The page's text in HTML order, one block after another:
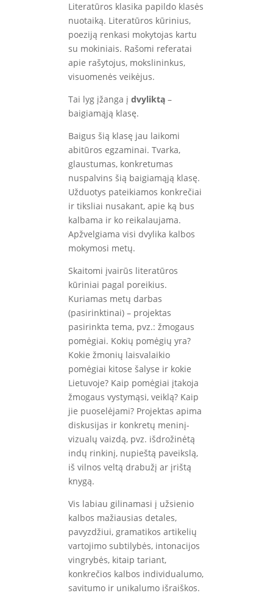
Literatūros klasika papildo klasės
nuotaiką. Literatūros kūrinius,
poeziją renkasi mokytojas kartu
su mokiniais. Rašomi referatai
apie rašytojus, mokslininkus,
visuomenės veikėjus.
Tai lyg įžanga į dvyliktą –
baigiamąją klasę.
Baigus šią klasę jau laikomi
abitūros egzaminai. Tvarka,
glaustumas, konkretumas
nuspalvins šią baigiamąją klasę.
Užduotys pateikiamos konkrečiai
ir tiksliai nusakant, apie ką bus
kalbama ir ko reikalaujama.
Apžvelgiama visi dvylika kalbos
mokymosi metų.
Skaitomi įvairūs literatūros
kūriniai pagal poreikius.
Kuriamas metų darbas
(pasirinktinai) – projektas
pasirinkta tema, pvz.: žmogaus
pomėgiai. Kokių pomėgių yra?
Kokie žmonių laisvalaikio
pomėgiai kitose šalyse ir kokie
Lietuvoje? Kaip pomėgiai įtakoja
žmogaus vystymąsi, veiklą? Kaip
jie puoselėjami? Projektas apima
diskusijas ir konkretų meninį-
vizualų vaizdą, pvz. išdrožinėtą
indų rinkinį, nupieštą paveikslą,
iš vilnos veltą drabužį ar įrištą
knygą.
Vis labiau gilinamasi į užsienio
kalbos mažiausias detales,
pavyzdžiui, gramatikos artikelių
vartojimo subtilybės, intonacijos
vingrybės, kitaip tariant,
konkrečios kalbos individualumo,
savitumo ir unikalumo išraiškos.